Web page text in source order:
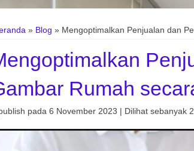
» Blog » Mengoptimalkan Penjualan dan
Rumah
pada 6 November 2023 | Dilihat sebanyak